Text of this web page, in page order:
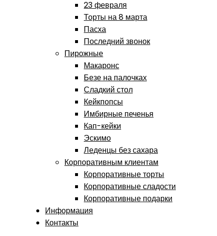
23 февраля
Торты на 8 марта
Пасха
Последний звонок
Пирожные
Макаронс
Безе на палочках
Сладкий стол
Кейкпопсы
Имбирные печенья
Кап-кейки
Эскимо
Леденцы без сахара
Корпоративным клиентам
Корпоративные торты
Корпоративные сладости
Корпоративные подарки
Информация
Контакты